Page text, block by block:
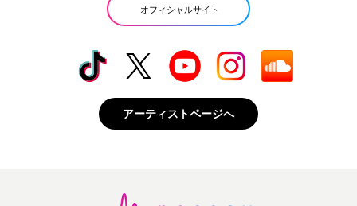
オフィシャルサイト
アーティストページへ